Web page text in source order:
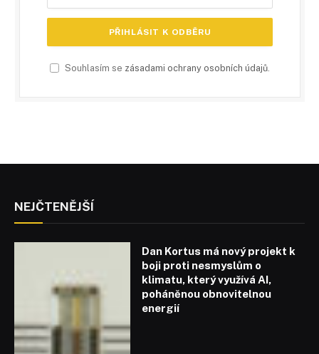
Souhlasím se zásadami ochrany osobních údajů.
NEJČTENĚJŠÍ
Dan Kortus má nový projekt k
boji proti nesmyslům o
klimatu, který využívá AI,
poháněnou obnovitelnou
energií